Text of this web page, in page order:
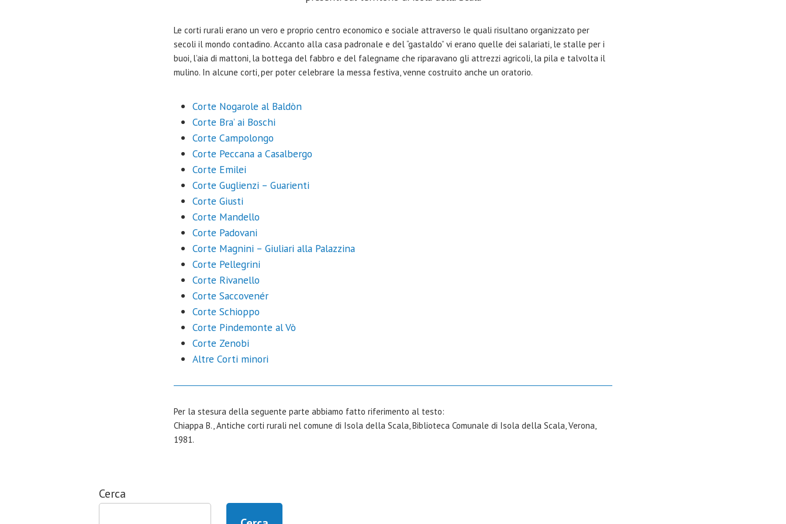
Le corti rurali erano un vero e proprio centro economico e sociale attraverso le quali risultano organizzato per
secoli il mondo contadino. Accanto alla casa padronale e del “gastaldo” vi erano quelle dei salariati, le stalle per i
buoi, l’aia di mattoni, la bottega del fabbro e del falegname che riparavano gli attrezzi agricoli, la pila e talvolta il
mulino. In alcune corti, per poter celebrare la messa festiva, venne costruito anche un oratorio.
Corte Nogarole al Baldòn
Corte Bra’ ai Boschi
Corte Campolongo
Corte Peccana a Casalbergo
Corte Emilei
Corte Guglienzi – Guarienti
Corte Giusti
Corte Mandello
Corte Padovani
Corte Magnini – Giuliari alla Palazzina
Corte Pellegrini
Corte Rivanello
Corte Saccovenér
Corte Schioppo
Corte Pindemonte al Vò
Corte Zenobi
Altre Corti minori
Per la stesura della seguente parte abbiamo fatto riferimento al testo:
Chiappa B., Antiche corti rurali nel comune di Isola della Scala, Biblioteca Comunale di Isola della Scala, Verona,
1981.
Cerca